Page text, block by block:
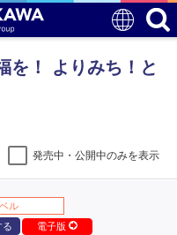
を！ よりみち！と
発売中・公開中のみを表示
ル
る
電子版